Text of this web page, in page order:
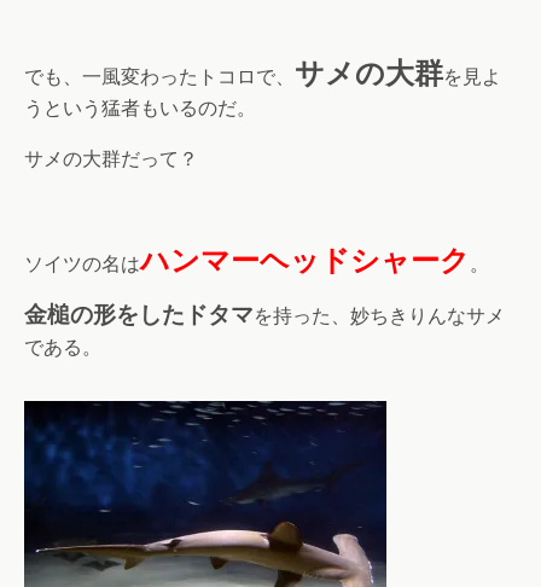
でも、一風変わったトコロで、 サメの大群を見よ
うという猛者もいるのだ。
サメの大群だって？
ソイツの名はハンマーヘッドシャーク 。
金槌の形をしたドタマを持った、妙ちきりんなサメ
である。